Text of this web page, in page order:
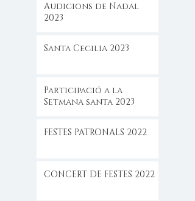
Audicions de Nadal
2023
Santa Cecilia 2023
Participació a la
Setmana santa 2023
FESTES PATRONALS 2022
CONCERT DE FESTES 2022